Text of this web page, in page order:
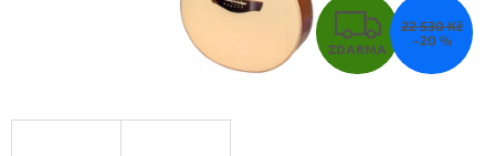
Z
D
ZDARMA
22 530 Kč
–20 %